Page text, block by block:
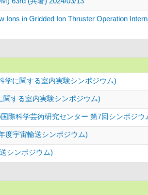
in Gridded Ion Thruster Operation
学に関する室内実験シンポジウム)
する室内実験シンポジウム)
際科学芸術研究センター 第7回シンポジウ
度宇宙輸送シンポジウム)
シンポジウム)